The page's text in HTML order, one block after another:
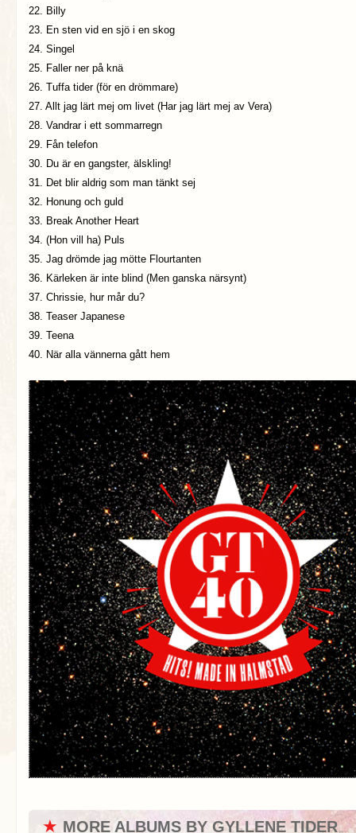
22. Billy
23. En sten vid en sjö i en skog
24. Singel
25. Faller ner på knä
26. Tuffa tider (för en drömmare)
27. Allt jag lärt mej om livet (Har jag lärt mej av Vera)
28. Vandrar i ett sommarregn
29. Fån telefon
30. Du är en gangster, älskling!
31. Det blir aldrig som man tänkt sej
32. Honung och guld
33. Break Another Heart
34. (Hon vill ha) Puls
35. Jag drömde jag mötte Flourtanten
36. Kärleken är inte blind (Men ganska närsynt)
37. Chrissie, hur mår du?
38. Teaser Japanese
39. Teena
40. När alla vännerna gått hem
★ MORE ALBUMS BY GYLLENE TIDER